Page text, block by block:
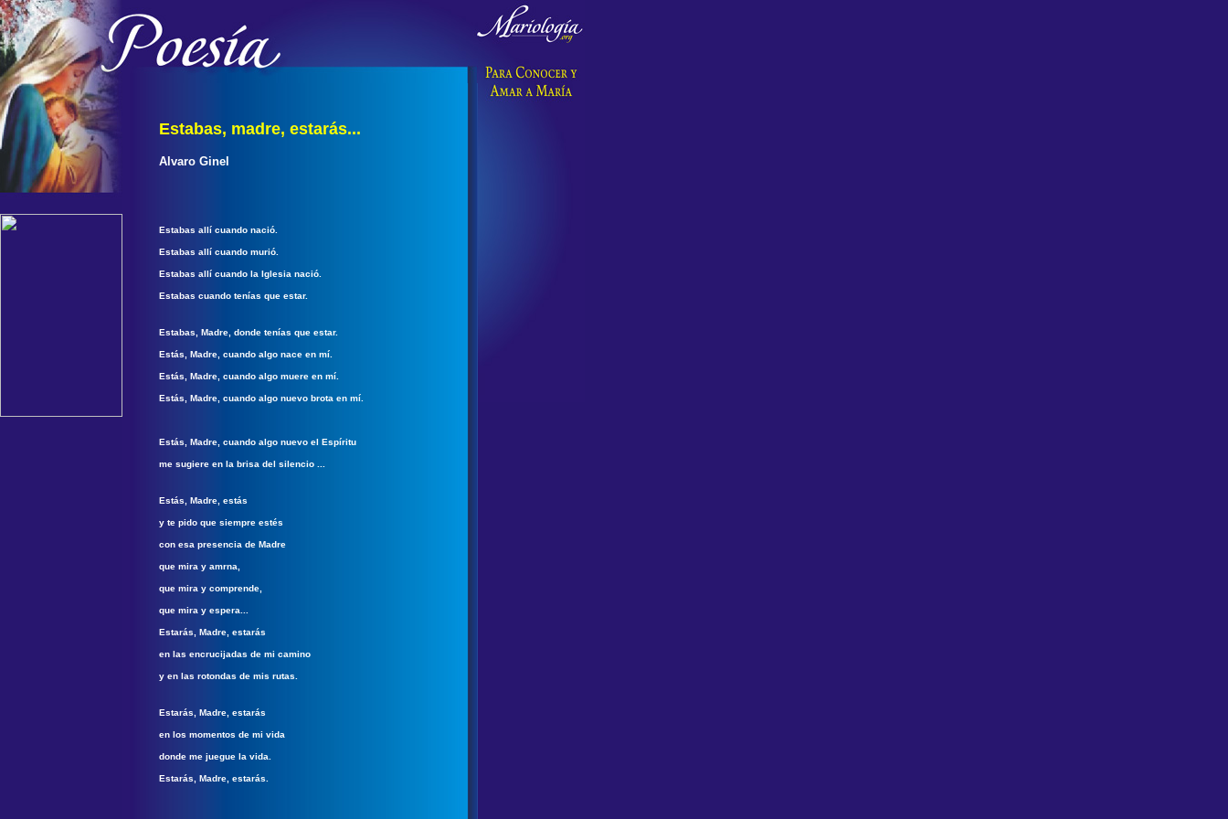
Estabas, madre, estarás...
Alvaro Ginel
Estabas allí cuando nació.
Estabas allí cuando murió.
Estabas allí cuando la Iglesia nació.
Estabas cuando tenías que estar.
Estabas, Madre, donde tenías que estar.
Estás, Madre, cuando algo nace en mí.
Estás, Madre, cuando algo muere en mí.
Estás, Madre, cuando algo nuevo brota en mí.
Estás, Madre, cuando algo nuevo el Espíritu
me sugiere en la brisa del silencio ...
Estás, Madre, estás
y te pido que siempre estés
con esa presencia de Madre
que mira y amrna,
que mira y comprende,
que mira y espera...
Estarás, Madre, estarás
en las encrucijadas de mi camino
y en las rotondas de mis rutas.
Estarás, Madre, estarás
en los momentos de mi vida
donde me juegue la vida.
Estarás, Madre, estarás.